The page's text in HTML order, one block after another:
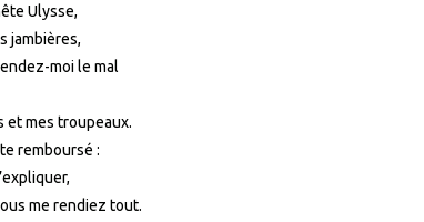
Ulysse,
jambières,
moi le mal
et mes troupeaux.
remboursé :
me rendiez tout.